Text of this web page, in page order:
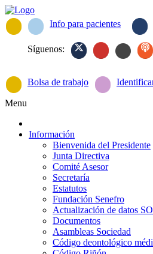
Info para pacientes
Síguenos:
Bolsa de trabajo
Menu
Información
Bienvenida del Presidente
Junta Directiva
Comité Asesor
Secretaría
Estatutos
Fundación Senefro
Actualización de datos
Documentos
Asambleas Sociedad
Código deontológico